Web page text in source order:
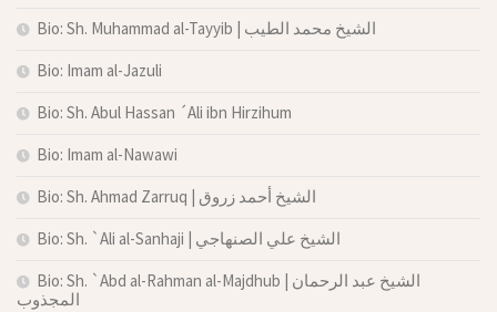
Bio: Sh. Muhammad al-Tayyib | الشيخ محمد الطيب
Bio: Imam al-Jazuli
Bio: Sh. Abul Hassan ´Ali ibn Hirzihum
Bio: Imam al-Nawawi
Bio: Sh. Ahmad Zarruq | الشيخ أحمد زروق
Bio: Sh. `Ali al-Sanhaji | الشيخ علي الصنهاجي
Bio: Sh. `Abd al-Rahman al-Majdhub | الشيخ عبد الرحمان
المجذوب